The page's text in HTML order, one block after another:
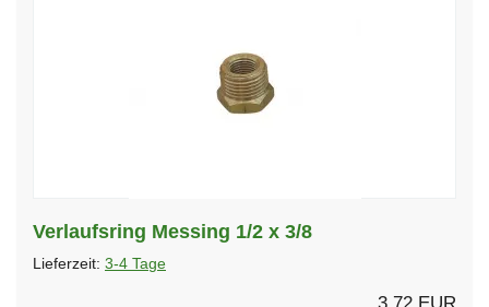
Verlaufsring Messing 1/2 x 3/8
Lieferzeit: 3-4 Tage